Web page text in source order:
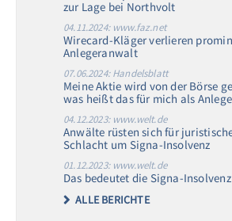
zur Lage bei Northvolt
04.11.2024: www.faz.net
Wirecard-Kläger verlieren
Anlegeranwalt
07.06.2024: Handelsblatt
Meine Aktie wird von der Börse
was heißt das für mich als
04.12.2023: www.welt.de
Anwälte rüsten sich für
Schlacht um Signa-Insolvenz
01.12.2023: www.welt.de
Das bedeutet die Signa-Insolvenz
ALLE BERICHTE